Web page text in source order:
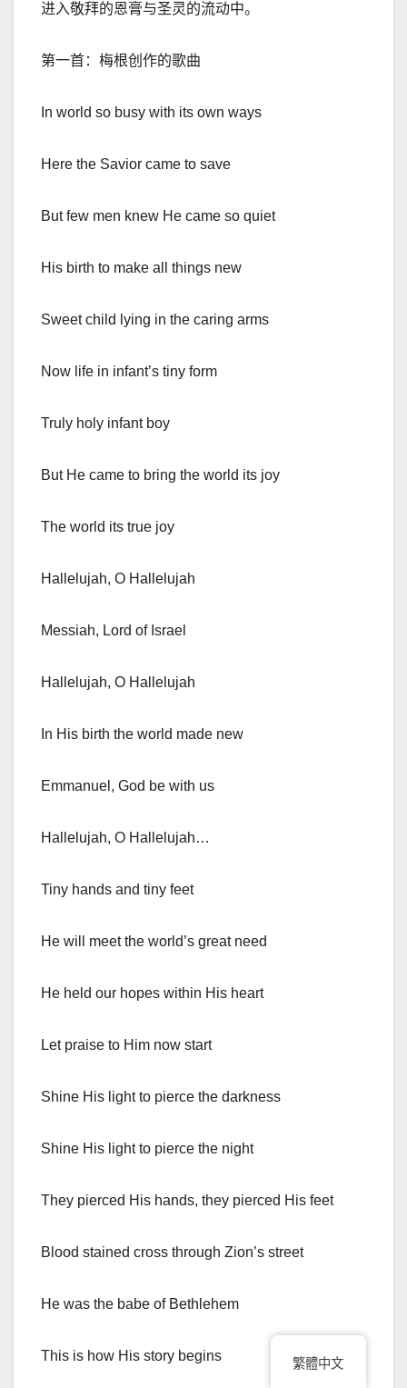
进入敬拜的恩膏与圣灵的流动中。
第一首：梅根创作的歌曲
In world so busy with its own ways
Here the Savior came to save
But few men knew He came so quiet
His birth to make all things new
Sweet child lying in the caring arms
Now life in infant’s tiny form
Truly holy infant boy
But He came to bring the world its joy
The world its true joy
Hallelujah, O Hallelujah
Messiah, Lord of Israel
Hallelujah, O Hallelujah
In His birth the world made new
Emmanuel, God be with us
Hallelujah, O Hallelujah…
Tiny hands and tiny feet
He will meet the world’s great need
He held our hopes within His heart
Let praise to Him now start
Shine His light to pierce the darkness
Shine His light to pierce the night
They pierced His hands, they pierced His feet
Blood stained cross through Zion’s street
He was the babe of Bethlehem
This is how His story begins 繁體中文